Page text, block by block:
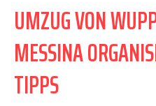
UMZUG VON
MESSINA
TIPPS